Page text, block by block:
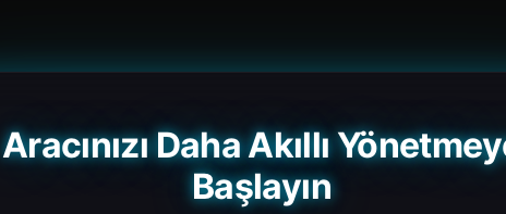
Aracınızı Daha Akıllı
Başlayın